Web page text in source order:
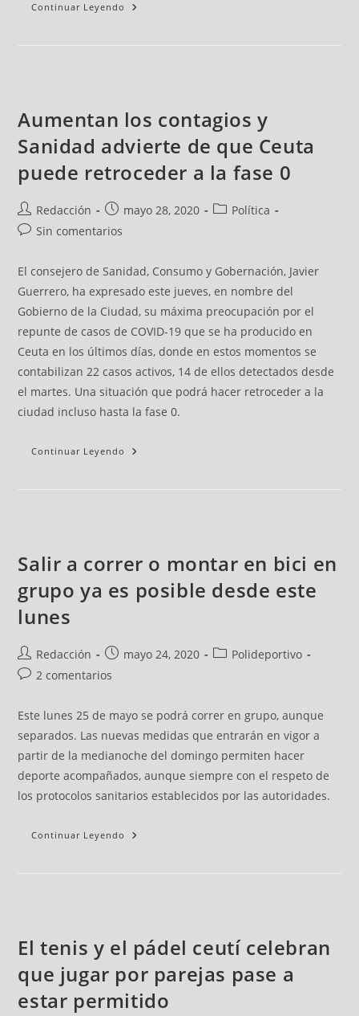
Continuar Leyendo
Aumentan los contagios y
Sanidad advierte de que Ceuta
puede retroceder a la fase 0
Redacción mayo 28, 2020
Política
Sin comentarios
El consejero de Sanidad, Consumo y Gobernación, Javier
Guerrero, ha expresado este jueves, en nombre del
Gobierno de la Ciudad, su máxima preocupación por el
repunte de casos de COVID-19 que se ha producido en
Ceuta en los últimos días, donde en estos momentos se
contabilizan 22 casos activos, 14 de ellos detectados desde
el martes. Una situación que podrá hacer retroceder a la
ciudad incluso hasta la fase 0.
Continuar Leyendo
Salir a correr o montar en bici en
grupo ya es posible desde este
lunes
Redacción mayo 24, 2020
Polideportivo
2 comentarios
Este lunes 25 de mayo se podrá correr en grupo, aunque
separados. Las nuevas medidas que entrarán en vigor a
partir de la medianoche del domingo permiten hacer
deporte acompañados, aunque siempre con el respeto de
los protocolos sanitarios establecidos por las autoridades.
Continuar Leyendo
El tenis y el pádel ceutí celebran
que jugar por parejas pase a
estar permitido